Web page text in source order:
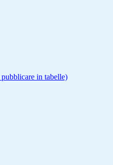
in tabelle)